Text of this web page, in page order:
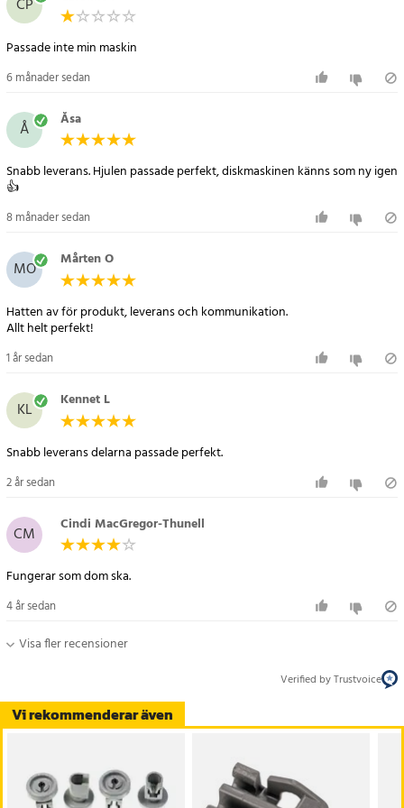
Artikelnummer :72452
Vi rekommenderar även
CP
Passade inte min maskin
6 månader sedan
Å Åsa
Snabb leverans. Hjulen passade perfekt, diskmaskinen känns som ny igen
👍
8 månader sedan
MO Mårten O
Hatten av för produkt, leverans och kommunikation.
Allt helt perfekt!
1 år sedan
KL Kennet L
Snabb leverans delarna passade perfekt.
2 år sedan
CM Cindi MacGregor-Thunell
Fungerar som dom ska.
4 år sedan
Visa fler recensioner
Verified by Trustvoice